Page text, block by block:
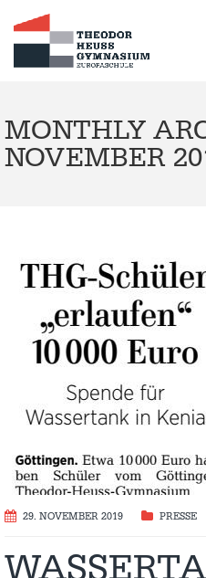
MONTHLY
NOVEMBER
29. NOVEMBER 2019 PRESSE